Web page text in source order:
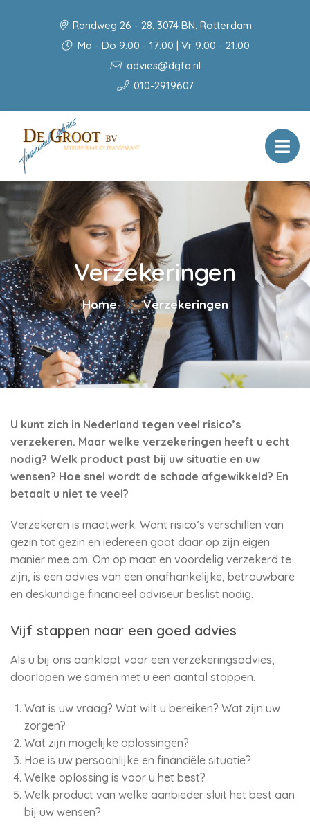
Randweg 26 - 28, 3074 BN, Rotterdam
Ma - Do 9:00 - 17:00 | Vr 9:00 - 21:00
advies@dgfa.nl
010-2919607
Verzekeringen
Home Verzekeringen
U kunt zich in Nederland tegen veel risico’s
verzekeren. Maar welke verzekeringen heeft u echt
nodig? Welk product past bij uw situatie en uw
wensen? Hoe snel wordt de schade afgewikkeld? En
betaalt u niet te veel?
Verzekeren is maatwerk. Want risico’s verschillen van
gezin tot gezin en iedereen gaat daar op zijn eigen
manier mee om. Om op maat en voordelig verzekerd te
zijn, is een advies van een onafhankelijke, betrouwbare
en deskundige financieel adviseur beslist nodig.
Vijf stappen naar een goed advies
Als u bij ons aanklopt voor een verzekeringsadvies,
doorlopen we samen met u een aantal stappen.
Wat is uw vraag? Wat wilt u bereiken? Wat zijn uw
zorgen?
Wat zijn mogelijke oplossingen?
Hoe is uw persoonlijke en financiële situatie?
Welke oplossing is voor u het best?
Welk product van welke aanbieder sluit het best aan
bij uw wensen?